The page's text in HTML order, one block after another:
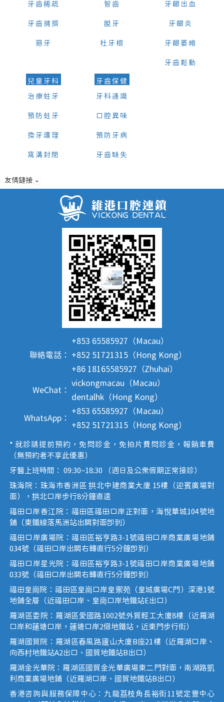
牙齒稀疏
牙齒擁擠
箍牙
智齒
脫牙
杜牙根
牙齦出血
牙齦炎
牙齦萎縮
牙齒鬆動
兒童牙科
治療蛀牙
預防蛀牙
換牙護理
窩溝封閉
牙齒保健
牙科通識
口腔異味
預防牙病
牙齒缺失
友情鏈接
聯絡電話：
+853 65585927（Macau）
+852 51721315（Hong Kong）
+86 18165585927（Zhuhai）
WeChat：
vickongmacau（Macau）
dentalhk（Hong Kong）
WhatsApp：
+853 65585927（Macau）
+852 51721315（Hong Kong）
* 就診請提前預約，免問診金，免拍片費問診金，報銷車費
（無預約者不享此優惠）
牙醫上班時間： 09:30~18:30 （週日及公眾假期正常接診）
珠海院：珠海市香洲區 拱北中建商業大廈 15樓（迎賓廣場對
面），拱北口岸步行8分鐘直達
福田口岸香江院：福田區福田口岸正對面，海悅華城104號地
鋪（東鐵線落馬洲站出關對面即到）
福田口岸廣場院：福田區裕亨路3-1號福田口岸商業廣場地鋪
034號（福田口岸出關右轉直行5分鐘即到）
福田口岸星光院：福田區裕亨路3-1號福田口岸商業廣場地鋪
033號（福田口岸出關右轉直行5分鐘即到）
福田皇崗院：福田區皇崗口岸皇禦苑（皇城廣場C門）深港1號
地鋪全層（近福田口岸、皇崗口岸地鐵站E出口）
羅湖區委院：羅湖區愛國路1002號外貿輕工大廈8樓（近羅湖
口岸和蓮塘口岸，蓮塘口岸2個地鐵站，近東門步行街）
羅湖國貿院：羅湖區春風路廬山大廈B座21樓（近羅湖口岸、
向西村地鐵站A2出口、國貿地鐵站B出口）
羅湖金光華院：羅湖區國貿金光華廣場東二門對面，南湖路凱
利商業廣場地鋪（近羅湖口岸、國貿地鐵站B出口）
香港咨詢與服務保障中心：九龍荔枝角長裕街11號定豐中心